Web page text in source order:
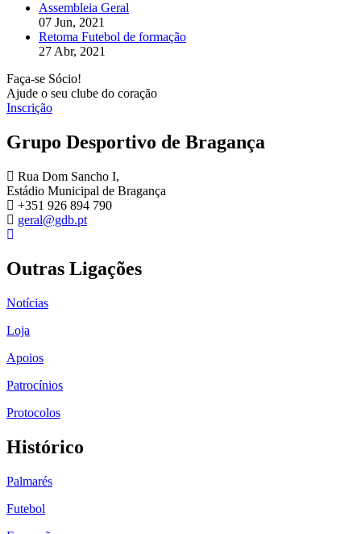
Assembleia Geral
07 Jun, 2021
Retoma Futebol de formação
27 Abr, 2021
Faça-se Sócio!
Ajude o seu clube do coração
Inscrição
Grupo Desportivo de Bragança
Rua Dom Sancho I,
Estádio Municipal de Bragança
+351 926 894 790
geral@gdb.pt
Outras Ligações
Notícias
Loja
Apoios
Patrocínios
Protocolos
Histórico
Palmarés
Futebol